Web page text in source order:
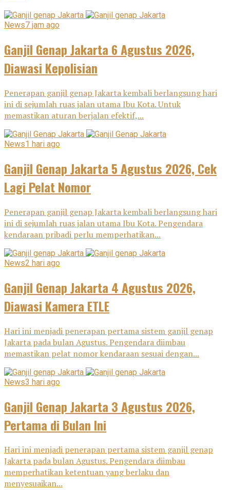
News7 jam ago
Ganjil Genap Jakarta 6 Agustus 2026,
Diawasi Kepolisian
Penerapan ganjil genap Jakarta kembali berlangsung hari
ini di sejumlah ruas jalan utama Ibu Kota. Untuk
memastikan aturan berjalan efektif,...
News1 hari ago
Ganjil Genap Jakarta 5 Agustus 2026, Cek
Lagi Pelat Nomor
Penerapan ganjil genap Jakarta kembali berlangsung hari
ini di sejumlah ruas jalan utama Ibu Kota. Pengendara
kendaraan pribadi perlu memperhatikan...
News2 hari ago
Ganjil Genap Jakarta 4 Agustus 2026,
Diawasi Kamera ETLE
Hari ini menjadi penerapan pertama sistem ganjil genap
Jakarta pada bulan Agustus. Pengendara diimbau
memastikan pelat nomor kendaraan sesuai dengan...
News3 hari ago
Ganjil Genap Jakarta 3 Agustus 2026,
Pertama di Bulan Ini
Hari ini menjadi penerapan pertama sistem ganjil genap
Jakarta pada bulan Agustus. Pengendara diimbau
memperhatikan ketentuan yang berlaku dan
menyesuaikan...